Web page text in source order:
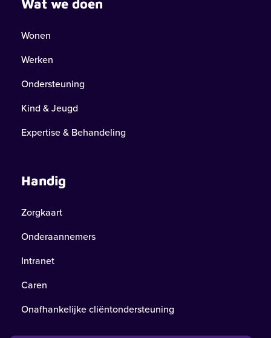
Wat we doen
Wonen
Werken
Ondersteuning
Kind & Jeugd
Expertise & Behandeling
Handig
Zorgkaart
Onderaannemers
Intranet
Caren
Onafhankelijke cliëntondersteuning